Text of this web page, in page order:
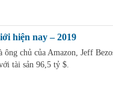
hiện nay – 2019
chủ của Amazon, Jeff
tài sản 96,5 tỷ $.